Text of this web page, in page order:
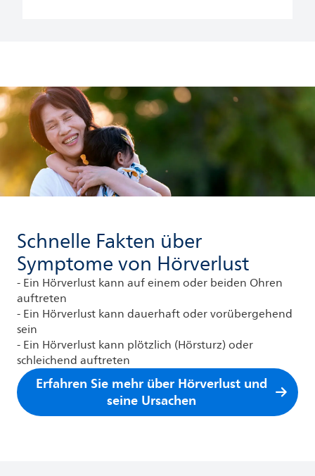
Schnelle Fakten über
Symptome von Hörverlust
- Ein Hörverlust kann auf einem oder beiden Ohren
auftreten
- Ein Hörverlust kann dauerhaft oder vorübergehend
sein
- Ein Hörverlust kann plötzlich (Hörsturz) oder
schleichend auftreten
Erfahren Sie mehr über Hörverlust und
seine Ursachen